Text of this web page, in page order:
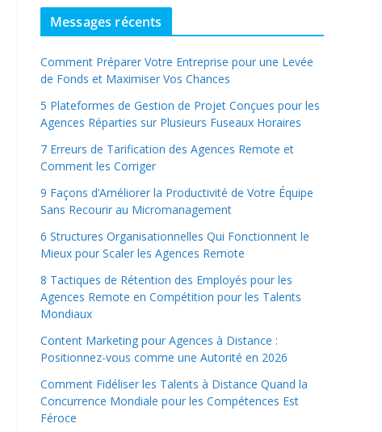
Messages récents
Comment Préparer Votre Entreprise pour une Levée
de Fonds et Maximiser Vos Chances
5 Plateformes de Gestion de Projet Conçues pour les
Agences Réparties sur Plusieurs Fuseaux Horaires
7 Erreurs de Tarification des Agences Remote et
Comment les Corriger
9 Façons d’Améliorer la Productivité de Votre Équipe
Sans Recourir au Micromanagement
6 Structures Organisationnelles Qui Fonctionnent le
Mieux pour Scaler les Agences Remote
8 Tactiques de Rétention des Employés pour les
Agences Remote en Compétition pour les Talents
Mondiaux
Content Marketing pour Agences à Distance :
Positionnez-vous comme une Autorité en 2026
Comment Fidéliser les Talents à Distance Quand la
Concurrence Mondiale pour les Compétences Est
Féroce